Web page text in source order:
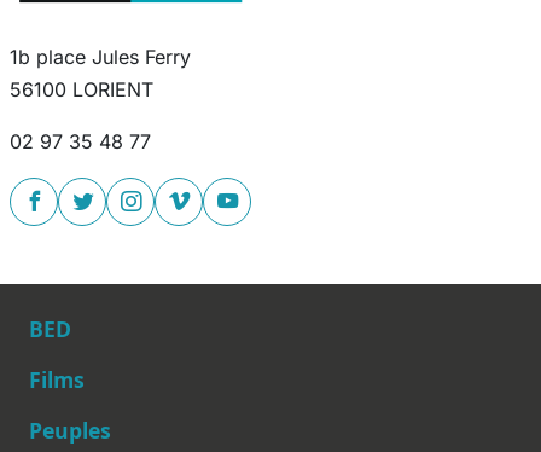
1b place Jules Ferry
56100 LORIENT
02 97 35 48 77
BED
Films
Peuples